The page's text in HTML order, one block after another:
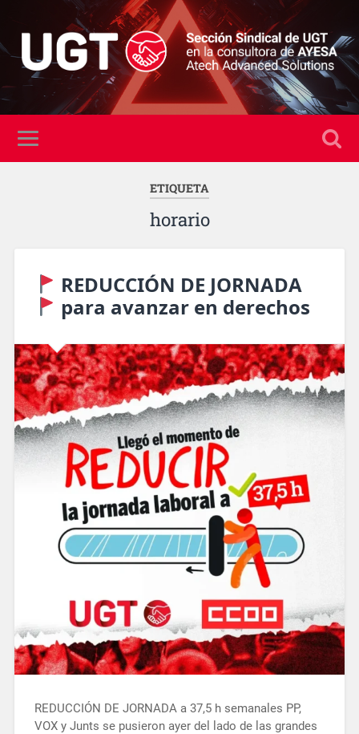
ETIQUETA
horario
REDUCCIÓN DE JORNADA
para avanzar en derechos
REDUCCIÓN DE JORNADA a 37,5 h semanales PP,
VOX y Junts se pusieron ayer del lado de las grandes